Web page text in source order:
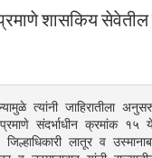
शासकिय
त्यांनी जाहिरातीला
संदर्भाधीन क्रमांक
लातूर व